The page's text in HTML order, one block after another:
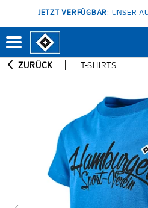
JETZT VERFÜGBAR: UNSER
ZURÜCK T-SHIRTS